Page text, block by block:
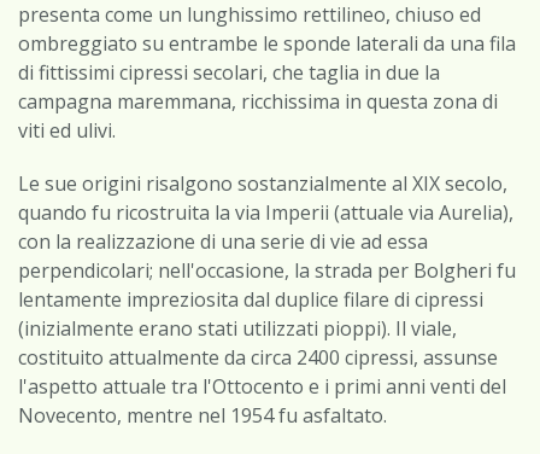
presenta come un lunghissimo rettilineo, chiuso ed
ombreggiato su entrambe le sponde laterali da una fila
di fittissimi cipressi secolari, che taglia in due la
campagna maremmana, ricchissima in questa zona di
viti ed ulivi.
Le sue origini risalgono sostanzialmente al XIX secolo,
quando fu ricostruita la via Imperii (attuale via Aurelia),
con la realizzazione di una serie di vie ad essa
perpendicolari; nell'occasione, la strada per Bolgheri fu
lentamente impreziosita dal duplice filare di cipressi
(inizialmente erano stati utilizzati pioppi). Il viale,
costituito attualmente da circa 2400 cipressi, assunse
l'aspetto attuale tra l'Ottocento e i primi anni venti del
Novecento, mentre nel 1954 fu asfaltato.